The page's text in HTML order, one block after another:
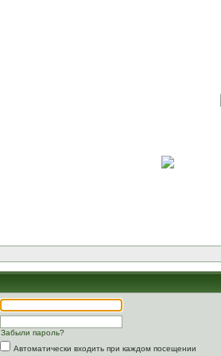
Забыли пароль?
Автоматически входить при каждом посещении